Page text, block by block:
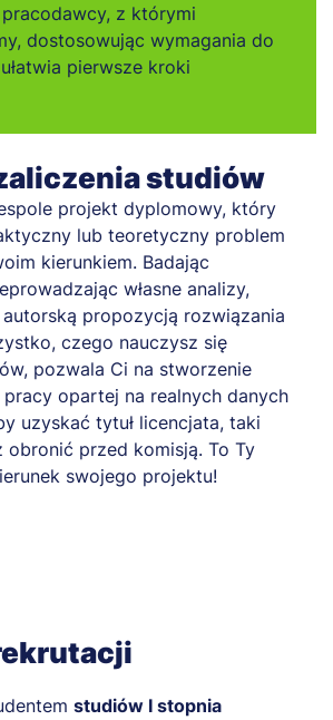
z którymi
dostosowując wymagania do
pierwsze kroki
studiów
projekt dyplomowy, który
lub teoretyczny problem
kierunkiem. Badając
własne analizy,
propozycją rozwiązania
czego nauczysz się
pozwala Ci na stworzenie
opartej na realnych danych
uzyskać tytuł licencjata, taki
obronić przed komisją. To Ty
swojego projektu!
studiów I stopnia